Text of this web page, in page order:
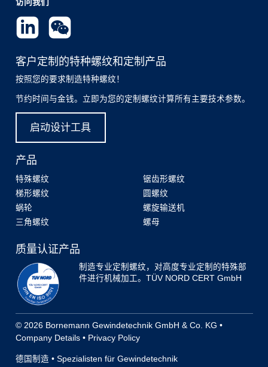
访问我们
客户定制的特种螺纹和定制产品
按照您的要求制造特种螺纹！
节约时间与金钱。立即为您的定制螺纹计算所有主要技术参数。
启动设计工具
产品
特殊螺纹
梯形螺纹
蜗轮
三角螺纹
锯齿形螺纹
圆螺纹
螺旋输送机
螺母
质量认证产品
制造专业定制螺纹，对高度专业定制的特殊部
件进行机械加工。TÜV NORD CERT GmbH
© 2026 Bornemann Gewindetechnik GmbH & Co. KG •
Company Details• Privacy Policy
德国制造 • Spezialisten für Gewindetechnik